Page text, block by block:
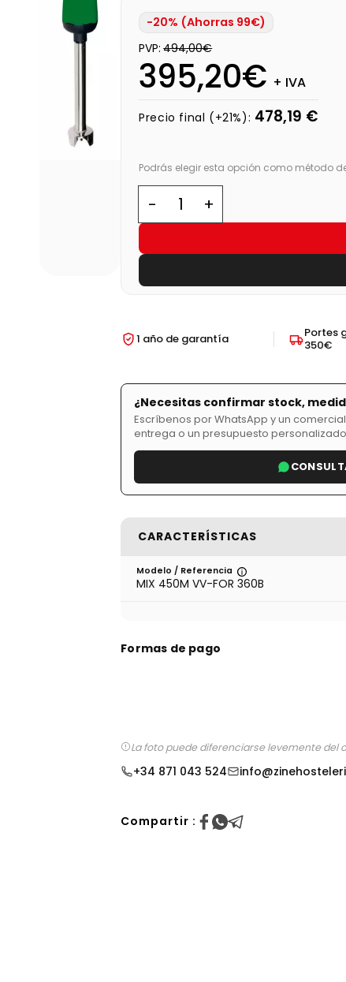
-20% (Ahorras 99€)
PVP: 494,00€
395,20€ + IVA
Precio final (+21%): 478,19 €
Podrás elegir esta opción como método
1 año de garantía
Portes
350€
¿Necesitas confirmar stock,
Escríbenos por WhatsApp y un
entrega o un presupuesto
CARACTERÍSTICAS
Modelo / Referencia
MIX 450M VV-FOR 360B
Formas de pago
La foto puede diferenciarse levemente del
+34 871 043 524
Compartir :